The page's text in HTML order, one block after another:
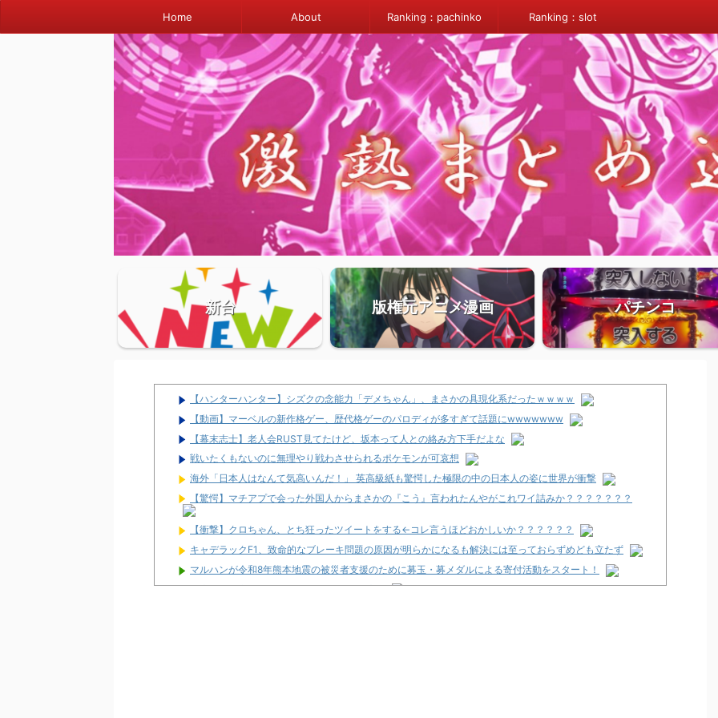
Home About Ranking：pachinko Ranking：slot
新台 版権元アニメ漫画 パチンコ
【ハンターハンター】シズクの念能力「デメちゃん」、まさかの具現化系だったｗｗｗｗ
【動画】マーベルの新作格ゲー、歴代格ゲーのパロディが多すぎて話題にwwwwwww
【幕末志士】老人会RUST見てたけど、坂本って人との絡み方下手だよな
戦いたくもないのに無理やり戦わさせられるポケモンが可哀想
海外「日本人はなんて気高いんだ！」 英高級紙も驚愕した極限の中の日本人の姿に世界が衝撃
【驚愕】マチアプで会った外国人からまさかの『こう』言われたんやがこれワイ詰みか？？？？？？？
【衝撃】クロちゃん、とち狂ったツイートをする←コレ言うほどおかしいか？？？？？？
キャデラックF1、致命的なブレーキ問題の原因が明らかになるも解決には至っておらずめども立たず
マルハンが令和8年熊本地震の被災者支援のために募玉・募メダルによる寄付活動をスタート！
兵庫県姫路市の「LEON」が8月16日で閉店へ